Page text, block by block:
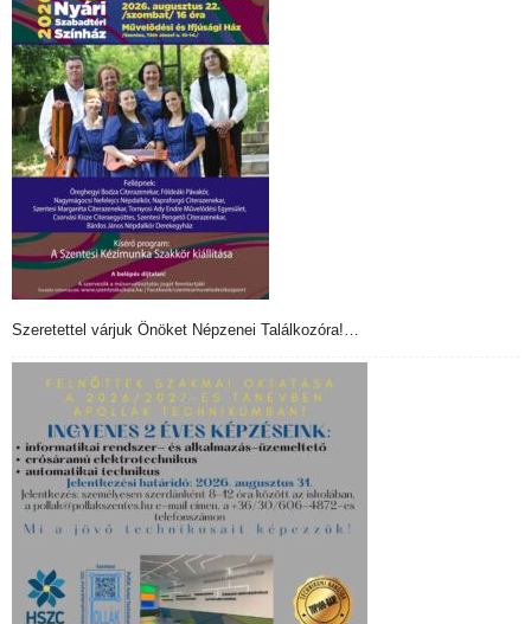
Szeretettel várjuk Önöket Népzenei Találkozóra!…